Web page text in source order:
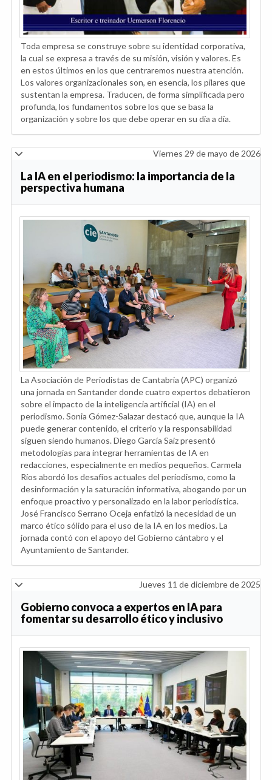
Toda empresa se construye sobre su identidad corporativa,
la cual se expresa a través de su misión, visión y valores. Es
en estos últimos en los que centraremos nuestra atención.
Los valores organizacionales son, en esencia, los pilares que
sustentan la empresa. Traducen, de forma simplificada pero
profunda, los fundamentos sobre los que se basa la
organización y sobre los que debe operar en su día a día.
Viernes 29 de mayo de 2026
La IA en el periodismo: la importancia de la
perspectiva humana
La Asociación de Periodistas de Cantabria (APC) organizó
una jornada en Santander donde cuatro expertos debatieron
sobre el impacto de la inteligencia artificial (IA) en el
periodismo. Sonia Gómez-Salazar destacó que, aunque la IA
puede generar contenido, el criterio y la responsabilidad
siguen siendo humanos. Diego García Saiz presentó
metodologías para integrar herramientas de IA en
redacciones, especialmente en medios pequeños. Carmela
Ríos abordó los desafíos actuales del periodismo, como la
desinformación y la saturación informativa, abogando por un
enfoque proactivo y personalizado en la labor periodística.
José Francisco Serrano Oceja enfatizó la necesidad de un
marco ético sólido para el uso de la IA en los medios. La
jornada contó con el apoyo del Gobierno cántabro y el
Ayuntamiento de Santander.
Jueves 11 de diciembre de 2025
Gobierno convoca a expertos en IA para
fomentar su desarrollo ético y inclusivo